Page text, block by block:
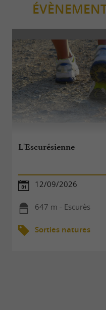
L'Escurésienne
12/09/2026
647 m - Escurès
Sorties natures